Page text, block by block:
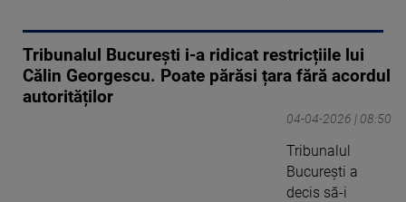
Tribunalul București i-a ridicat restricțiile lui
Călin Georgescu. Poate părăsi țara fără acordul
autorităților
04-04-2026 | 08:50
Tribunalul
București a
decis să-i